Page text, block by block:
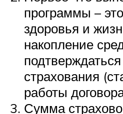
программы –
здоровья и
накопление
страхования
работы
Сумма